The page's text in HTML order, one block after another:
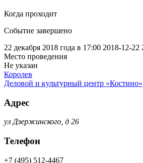
Когда проходит
Событие завершено
22 декабря 2018 года в 17:00 2018-12-22
Место проведения
Не указан
Королев
Деловой и культурный центр «Костино»
Адрес
ул Дзержинского, д 26
Телефон
+7 (495) 512-4467